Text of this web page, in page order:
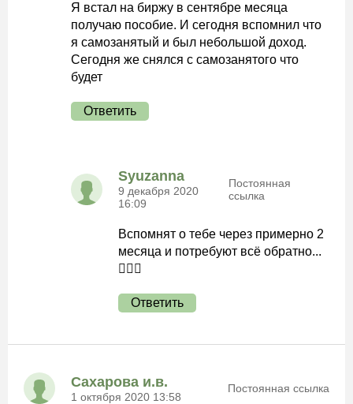
Я встал на биржу в сентябре месяца
получаю пособие. И сегодня вспомнил что
я самозанятый и был небольшой доход.
Сегодня же снялся с самозанятого что
будет
Ответить
Syuzanna
9 декабря 2020
16:09
Постоянная
ссылка
Вспомнят о тебе через примерно 2
месяца и потребуют всё обратно...
🤷🏻‍♀️
Ответить
Сахарова и.в.
1 октября 2020 13:58
Постоянная ссылка